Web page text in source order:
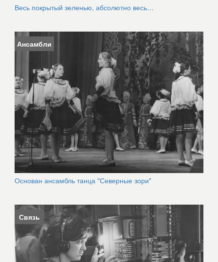
Весь покрытый зеленью, абсолютно весь…
Ансамбли
Основан ансамбль танца "Северные зори"
Связь